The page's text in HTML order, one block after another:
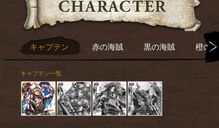
キャプテン 赤の海賊 黒の海賊 橙の
キャプテン一覧